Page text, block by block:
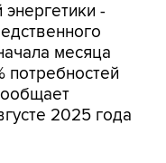
-
месяца
потребностей
2025 года